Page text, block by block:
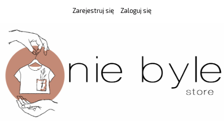
Zarejestruj się Zaloguj się